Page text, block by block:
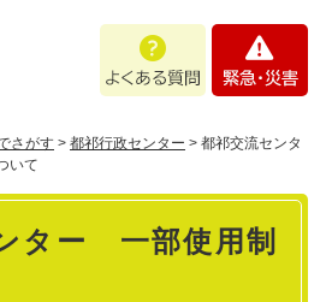
あ
問
・
さがす > 都祁行政センター > 都祁交流センタ
いて
ター 一部使用制